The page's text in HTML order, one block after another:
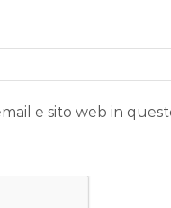
e sito web in